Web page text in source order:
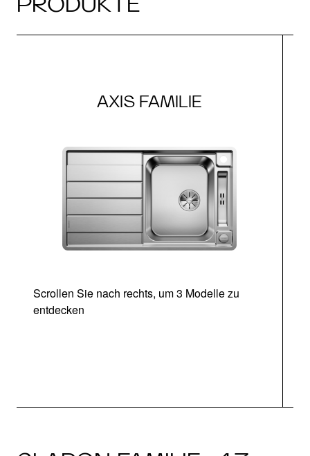
AXIS FAMILIE
Scrollen Sie nach rechts, um 3 Modelle zu
entdecken